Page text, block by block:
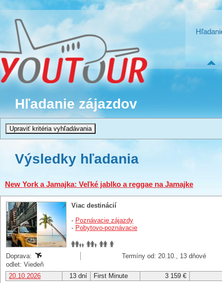
Hľadanie zájazdov
Výsledky hľadania
New York a Jamajka: Veľké jablko a reggae na Jamajke
Viac destinácií
- Poznávacie zájazdy
- Pobytovo-poznávacie
Doprava:
Termíny od: 20.10., 13 dňové
odlet: Viedeň
20.10.2026
13 dní First Minute 3 159 €